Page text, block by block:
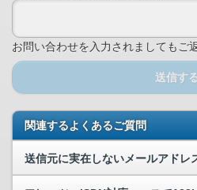
お問い合わせを入力されましてもご
送信す
関連するよくあるご質問